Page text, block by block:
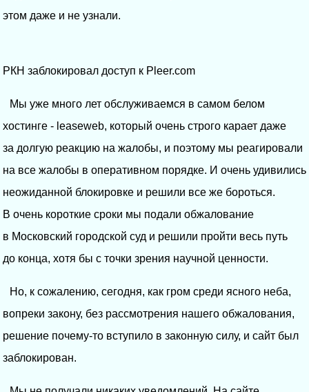
этом даже и не узнали.
РКН заблокировал доступ к Pleer.com
Мы уже много лет обслуживаемся в самом белом
хостинге - leaseweb, который очень строго карает даже
за долгую реакцию на жалобы, и поэтому мы реагировали
на все жалобы в оперативном порядке. И очень удивились
неожиданной блокировке и решили все же бороться.
В очень короткие сроки мы подали обжалование
в Московский городской суд и решили пройти весь путь
до конца, хотя бы с точки зрения научной ценности.
Но, к сожалению, сегодня, как гром среди ясного неба,
вопреки закону, без рассмотрения нашего обжалования,
решение почему-то вступило в законную силу, и сайт был
заблокирован.